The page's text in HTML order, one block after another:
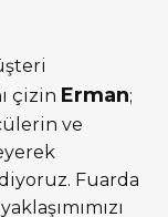
çizin Erman;
ve
Fuarda